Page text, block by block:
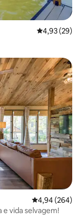
4,93 de uma
4,93 (29)
4,94 de uma
4,94 (264)
e vida selvagem!